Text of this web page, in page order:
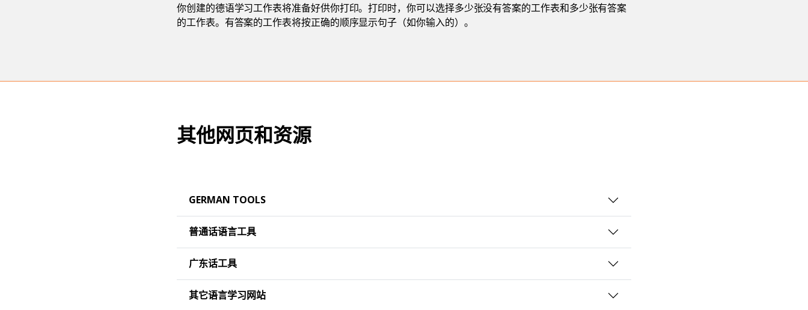
你创建的德语学习工作表将准备好供你打印。打印时，你可以选择多少张没有答案的工作表和多少张有答案
的工作表。有答案的工作表将按正确的顺序显示句子（如你输入的）。
其他网页和资源
GERMAN TOOLS
普通话语言工具
广东话工具
其它语言学习网站